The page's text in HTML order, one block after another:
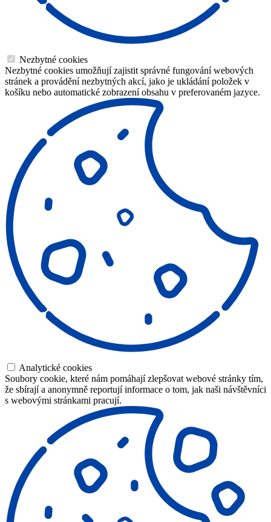
Nezbytné cookies
Nezbytné cookies umožňují zajistit správné fungování webových
stránek a provádění nezbytných akcí, jako je ukládání položek v
košíku nebo automatické zobrazení obsahu v preferovaném jazyce.
Analytické cookies
Soubory cookie, které nám pomáhají zlepšovat webové stránky tím,
že sbírají a anonymně reportují informace o tom, jak naši návštěvníci
s webovými stránkami pracují.